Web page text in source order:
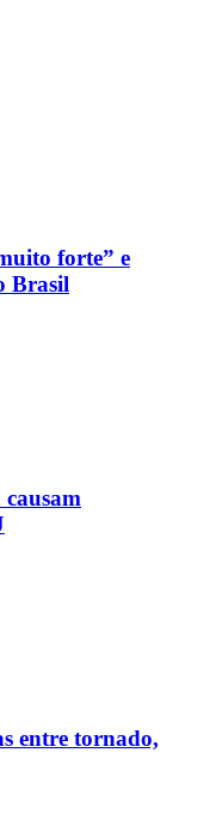
forte” e
Brasil
entre tornado,